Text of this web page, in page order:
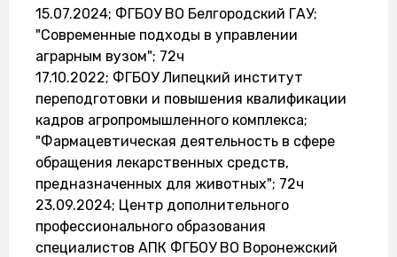
15.07.2024; ФГБОУ ВО Белгородский ГАУ;
"Современные подходы в управлении
аграрным вузом"; 72ч
17.10.2022; ФГБОУ Липецкий институт
переподготовки и повышения квалификации
кадров агропромышленного комплекса;
"Фармацевтическая деятельность в сфере
обращения лекарственных средств,
предназначенных для животных"; 72ч
23.09.2024; Центр дополнительного
профессионального образования
специалистов АПК ФГБОУ ВО Воронежский